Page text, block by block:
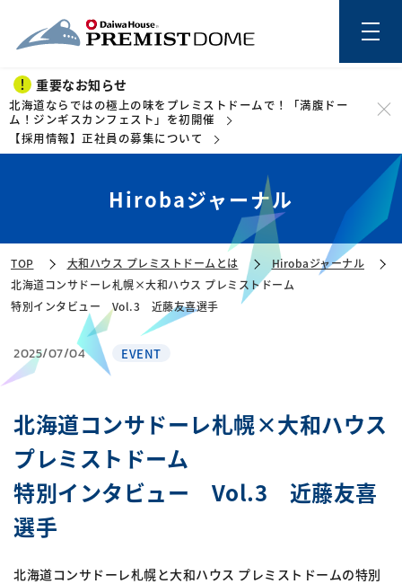
このページの本文を読む
重要なお知らせ
北海道ならではの極上の味をプレミストドームで！「満腹ドー
ム！ジンギスカンフェスト」を初開催
【採用情報】正社員の募集について
Hirobaジャーナル
TOP 大和ハウス プレミストドームとは
Hirobaジャーナル
北海道コンサドーレ札幌×大和ハウス プレミストドーム
特別インタビュー Vol.3 近藤友喜選手
2025/07/04 EVENT
北海道コンサドーレ札幌×大和ハウス
プレミストドーム
特別インタビュー Vol.3 近藤友喜
選手
北海道コンサドーレ札幌と大和ハウス プレミストドームの特別